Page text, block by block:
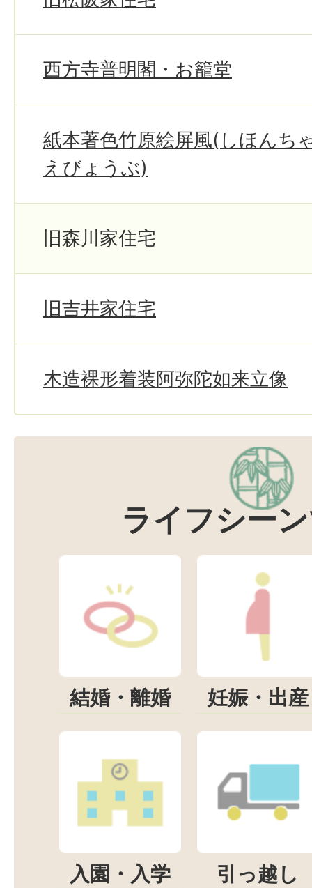
西方寺普明閣・お籠堂
紙本著色竹原絵屏風(しほんち
えびょうぶ)
旧森川家住宅
旧吉井家住宅
木造裸形着装阿弥陀如来立像
ライフシー
結婚・離婚 妊娠・出産
入園・入学 引っ越し